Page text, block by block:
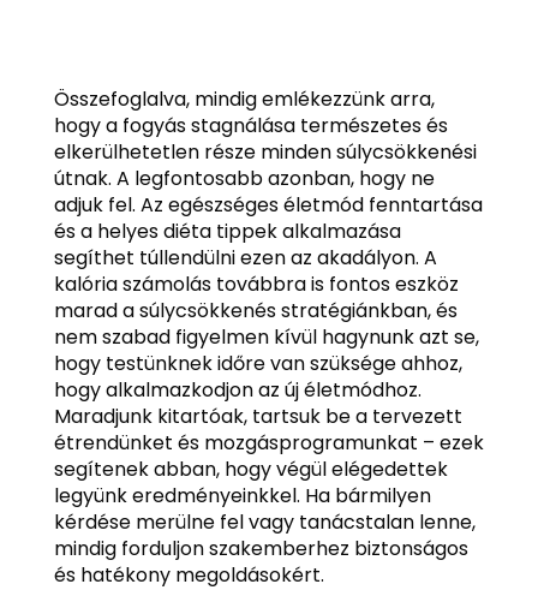
Összefoglalva, mindig emlékezzünk arra,
hogy a fogyás stagnálása természetes és
elkerülhetetlen része minden súlycsökkenési
útnak. A legfontosabb azonban, hogy ne
adjuk fel. Az egészséges életmód fenntartása
és a helyes diéta tippek alkalmazása
segíthet túllendülni ezen az akadályon. A
kalória számolás továbbra is fontos eszköz
marad a súlycsökkenés stratégiánkban, és
nem szabad figyelmen kívül hagynunk azt se,
hogy testünknek időre van szüksége ahhoz,
hogy alkalmazkodjon az új életmódhoz.
Maradjunk kitartóak, tartsuk be a tervezett
étrendünket és mozgásprogramunkat – ezek
segítenek abban, hogy végül elégedettek
legyünk eredményeinkkel. Ha bármilyen
kérdése merülne fel vagy tanácstalan lenne,
mindig forduljon szakemberhez biztonságos
és hatékony megoldásokért.